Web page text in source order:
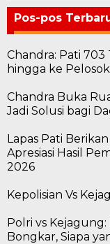
Pos-pos
Chandra: Pati 703
hingga ke Pelosok
Chandra Buka
Jadi Solusi bagi
Lapas Pati
Apresiasi Hasil
2026
Kepolisian Vs
Polri vs
Bongkar, Siapa